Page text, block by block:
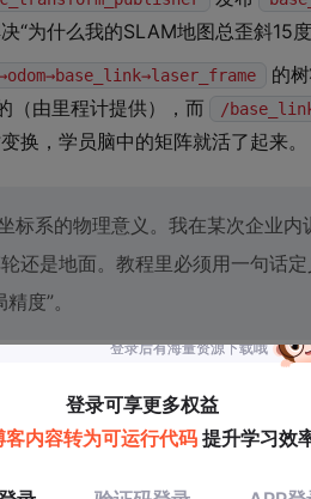
为什么我的SLAM地图总歪斜15度
的
（由里程计提供），而 /
换，学员脑中的矩阵就活了起来。
标系的物理意义。我在某次企业内
还是地面。教程里必须用一句话定
度”。